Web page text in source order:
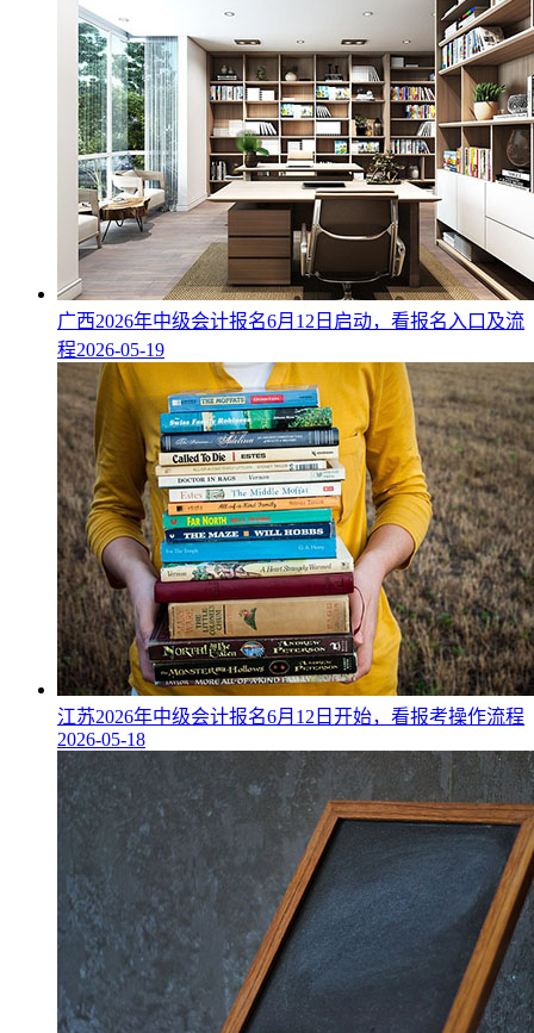
广西2026年中级会计报名6月12日启动，看报名入口及流
程2026-05-19
江苏2026年中级会计报名6月12日开始，看报考操作流程
2026-05-18